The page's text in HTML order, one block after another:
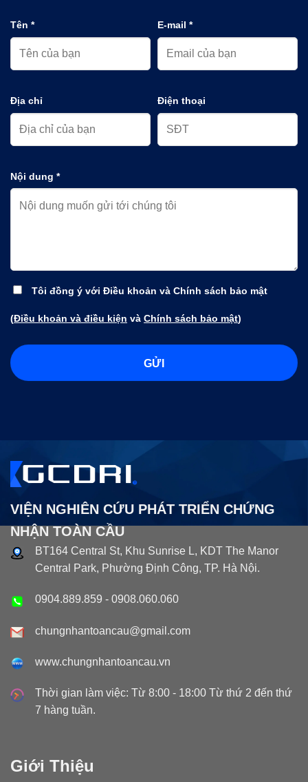
Tên * E-mail *
Địa chỉ Điện thoại
Nội dung *
Tôi đồng ý với Điều khoản và Chính sách bảo mật
(Điều khoản và điều kiện và Chính sách bảo mật)
VIỆN NGHIÊN CỨU PHÁT TRIỂN CHỨNG
NHẬN TOÀN CẦU
BT164 Central St, Khu Sunrise L, KDT The Manor
Central Park, Phường Định Công, TP. Hà Nội.
0904.889.859 - 0908.060.060
chungnhantoancau@gmail.com
www.chungnhantoancau.vn
Thời gian làm việc: Từ 8:00 - 18:00 Từ thứ 2 đến thứ
7 hàng tuần.
Giới Thiệu